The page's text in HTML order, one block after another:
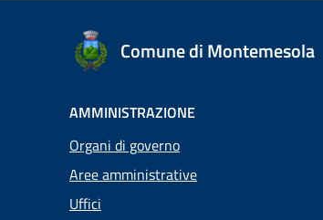
Comune di Montemesola
AMMINISTRAZIONE
Organi di governo
Aree amministrative
Uffici